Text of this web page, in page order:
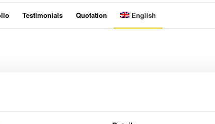
Testimonials Quotation English
on a potential assignment, we’re happy to provide
within the target culture)